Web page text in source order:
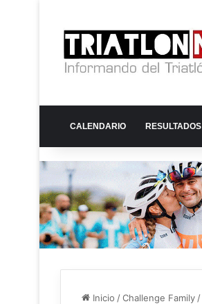
CALENDARIO RESULTADOS
Inicio /Challenge Family /